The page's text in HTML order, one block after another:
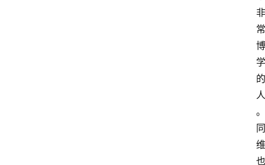
非
常
博
学
的
人
。
同
维
也